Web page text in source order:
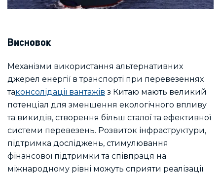
Висновок
Механізми використання альтернативних
джерел енергії в транспорті при перевезеннях
таконсолідації вантажів з Китаю мають великий
потенціал для зменшення екологічного впливу
та викидів, створення більш сталої та ефективної
системи перевезень. Розвиток інфраструктури,
підтримка досліджень, стимулювання
фінансової підтримки та співпраця на
міжнародному рівні можуть сприяти реалізації